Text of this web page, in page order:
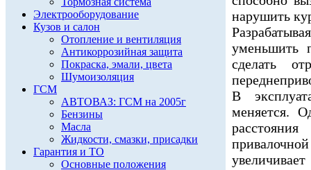
Электрооборудование
Кузов и салон
Отопление и вентиляция
Антикоррозийная защита
Покраска, эмали, цвета
Шумоизоляция
ГСМ
АВТОВАЗ: ГСМ на 2005г
Бензины
Масла
Жидкости, смазки, присадки
Гарантия и ТО
Основные положения
нарушить
уменьшить
сделать
В
меняется.